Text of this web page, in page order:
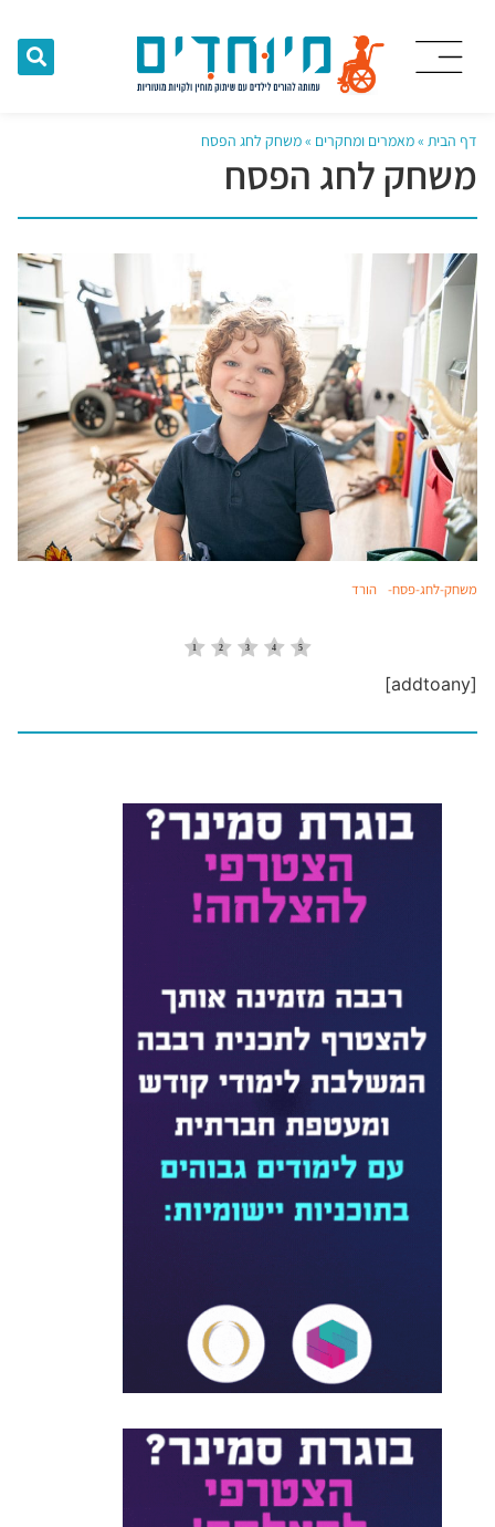
דף הבית »מאמרים ומחקרים »משחק לחג הפסח
משחק לחג הפסח
משחק-לחג-פסח- הורד
[addtoany]